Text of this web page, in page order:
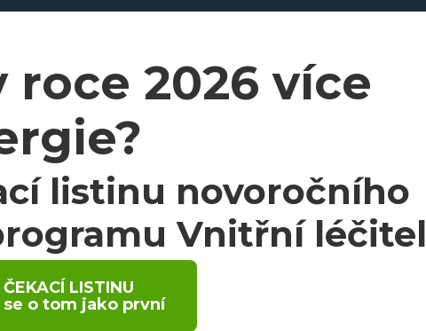
2026 více
listinu novoročního
Vnitřní léčitel
LISTINU
o tom jako první